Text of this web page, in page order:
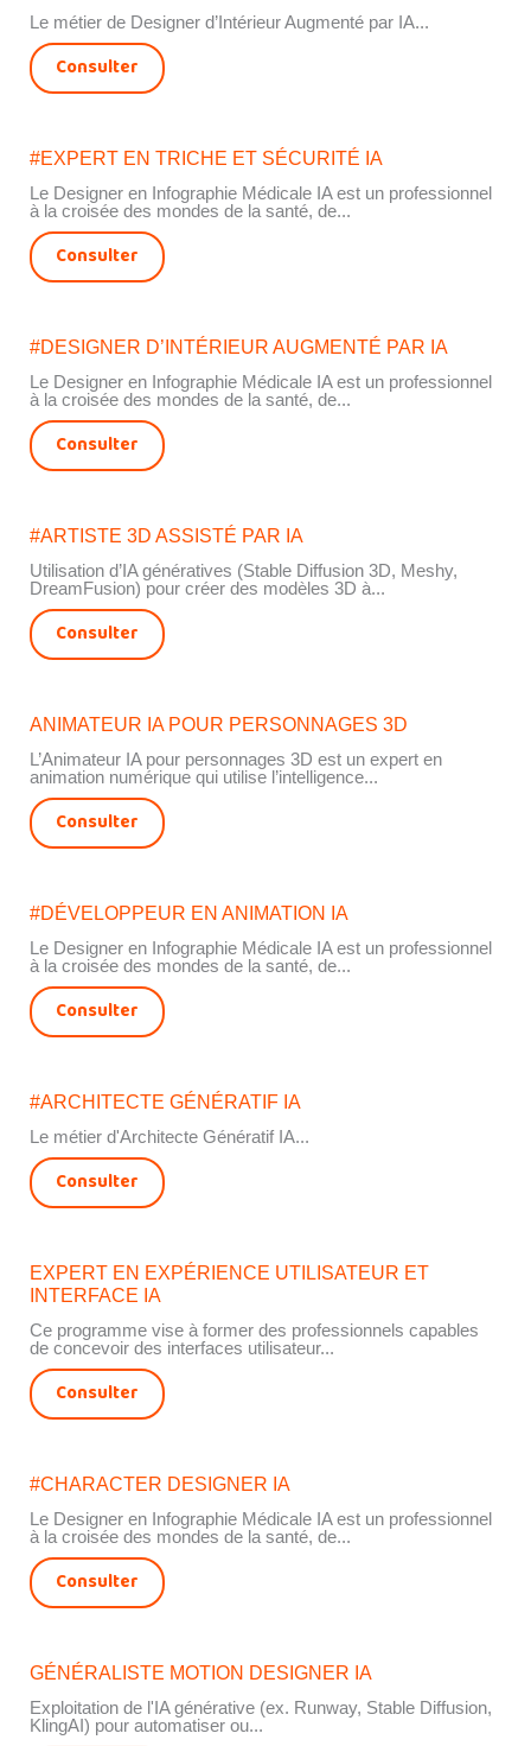
Le métier de Designer d’Intérieur Augmenté par IA...
Consulter
#EXPERT EN TRICHE ET SÉCURITÉ IA
Le Designer en Infographie Médicale IA est un professionnel
à la croisée des mondes de la santé, de...
Consulter
#DESIGNER D’INTÉRIEUR AUGMENTÉ PAR IA
Le Designer en Infographie Médicale IA est un professionnel
à la croisée des mondes de la santé, de...
Consulter
#ARTISTE 3D ASSISTÉ PAR IA
Utilisation d’IA génératives (Stable Diffusion 3D, Meshy,
DreamFusion) pour créer des modèles 3D à...
Consulter
ANIMATEUR IA POUR PERSONNAGES 3D
L’Animateur IA pour personnages 3D est un expert en
animation numérique qui utilise l’intelligence...
Consulter
#DÉVELOPPEUR EN ANIMATION IA
Le Designer en Infographie Médicale IA est un professionnel
à la croisée des mondes de la santé, de...
Consulter
#ARCHITECTE GÉNÉRATIF IA
Le métier d'Architecte Génératif IA...
Consulter
EXPERT EN EXPÉRIENCE UTILISATEUR ET
INTERFACE IA
Ce programme vise à former des professionnels capables
de concevoir des interfaces utilisateur...
Consulter
#CHARACTER DESIGNER IA
Le Designer en Infographie Médicale IA est un professionnel
à la croisée des mondes de la santé, de...
Consulter
GÉNÉRALISTE MOTION DESIGNER IA
Exploitation de l'IA générative (ex. Runway, Stable Diffusion,
KlingAI) pour automatiser ou...